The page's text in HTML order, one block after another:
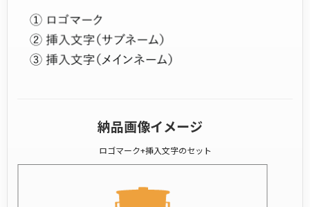
納品画像イメージ
ロゴマーク+挿入文字のセット